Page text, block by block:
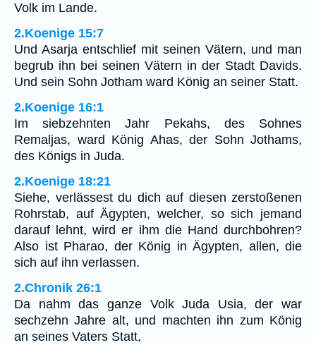
Volk im Lande.
2.Koenige 15:7
Und Asarja entschlief mit seinen Vätern, und man
begrub ihn bei seinen Vätern in der Stadt Davids.
Und sein Sohn Jotham ward König an seiner Statt.
2.Koenige 16:1
Im siebzehnten Jahr Pekahs, des Sohnes
Remaljas, ward König Ahas, der Sohn Jothams,
des Königs in Juda.
2.Koenige 18:21
Siehe, verlässest du dich auf diesen zerstoßenen
Rohrstab, auf Ägypten, welcher, so sich jemand
darauf lehnt, wird er ihm die Hand durchbohren?
Also ist Pharao, der König in Ägypten, allen, die
sich auf ihn verlassen.
2.Chronik 26:1
Da nahm das ganze Volk Juda Usia, der war
sechzehn Jahre alt, und machten ihn zum König
an seines Vaters Statt,